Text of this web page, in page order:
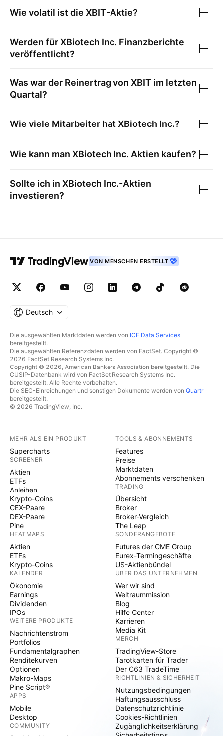
Wie volatil ist die XBIT-Aktie?
Werden fürXBiotech Inc. Finanzberichte
veröffentlicht?
Was war der Reinertrag von XBIT im letzten
Quartal?
Wie viele Mitarbeiter hat XBiotech Inc.?
Wie kann man XBiotech Inc. Aktien kaufen?
Sollte ich in XBiotech Inc.-Aktien
investieren?
VON MENSCHEN ERSTELLT
Deutsch
Die ausgewählten Marktdaten werden von ICE Data Services
bereitgestellt.
Die ausgewählten Referenzdaten werden von FactSet. Copyright ©
2026 FactSet Research Systems Inc.
Copyright © 2026, American Bankers Association bereitgestellt. Die
CUSIP-Datenbank wird von FactSet Research Systems Inc.
bereitgestellt. Alle Rechte vorbehalten.
Die SEC-Einreichungen und sonstigen Dokumente werden von Quartr
bereitgestellt.
© 2026 TradingView, Inc.
MEHR ALS EIN PRODUKT
Supercharts
SCREENER
Aktien
ETFs
Anleihen
Krypto-Coins
CEX-Paare
DEX-Paare
Pine
HEATMAPS
Aktien
ETFs
Krypto-Coins
KALENDER
Ökonomie
Earnings
Dividenden
IPOs
WEITERE PRODUKTE
Nachrichtenstrom
Portfolios
Fundamentalgraphen
Renditekurven
Optionen
Makro-Maps
Pine Script®
APPS
Mobile
Desktop
COMMUNITY
TOOLS & ABONNEMENTS
Features
Preise
Marktdaten
Abonnements verschenken
TRADING
Übersicht
Broker
Broker-Vergleich
The Leap
SONDERANGEBOTE
Futures der CME Group
Eurex-Termingeschäfte
US-Aktienbündel
ÜBER DAS UNTERNEHMEN
Wer wir sind
Weltraummission
Blog
Hilfe Center
Karrieren
Media Kit
MERCH
TradingView-Store
Tarotkarten für Trader
Der C63 TradeTime
RICHTLINIEN & SICHERHEIT
Nutzungsbedingungen
Haftungsausschluss
Datenschutzrichtlinie
Cookies-Richtlinien
Zugänglichkeitserklärung